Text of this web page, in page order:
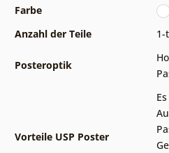
Farbe
Anzahl der Teile
1-
Posteroptik
Vorteile USP Poster